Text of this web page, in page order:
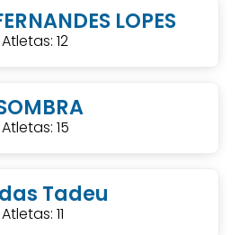
LOPES
12
15
Tadeu
11